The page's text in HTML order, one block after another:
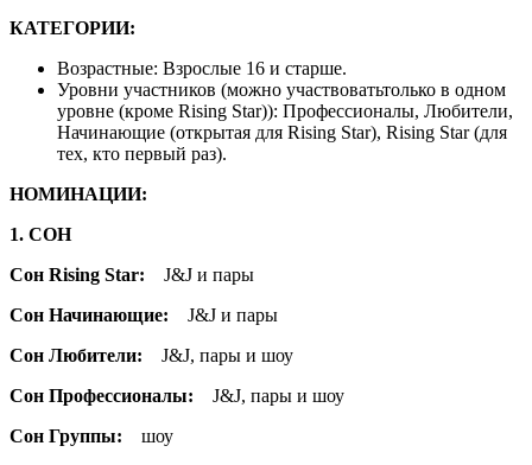
КАТЕГОРИИ:
Возрастные: Взрослые 16 и старше.
Уровни участников (можно участвоватьтолько в одном
уровне (кроме Rising Star)): Профессионалы, Любители,
Начинающие (открытая для Rising Star), Rising Star (для
тех, кто первый раз).
НОМИНАЦИИ:
1. СОН
Сон Rising Star: J&J и пары
Сон Начинающие: J&J и пары
Сон Любители: J&J, пары и шоу
Сон Профессионалы: J&J, пары и шоу
Сон Группы: шоу